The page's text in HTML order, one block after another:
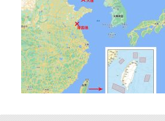
お問い合わせ